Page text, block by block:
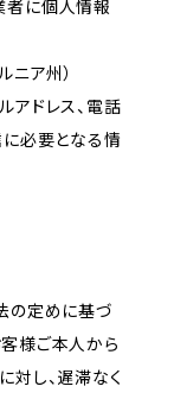
者に個人情報
ア州）
アドレス、電話
必要となる情
の定めに基づ
様ご本人から
対し、遅滞なく